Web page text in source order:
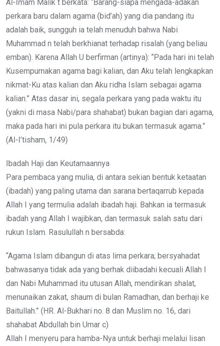
Al-Imam Malik t berkata: “Barang-siapa mengada-adakan
perkara baru dalam agama (bid’ah) yang dia pandang itu
adalah baik, sungguh ia telah menuduh bahwa Nabi
Muhammad n telah berkhianat terhadap risalah (yang beliau
emban). Karena Allah U berfirman (artinya): “Pada hari ini telah
Kusempurnakan agama bagi kalian, dan Aku telah lengkapkan
nikmat-Ku atas kalian dan Aku ridha Islam sebagai agama
kalian.” Atas dasar ini, segala perkara yang pada waktu itu
(yakni di masa Nabi/para shahabat) bukan bagian dari agama,
maka pada hari ini pula perkara itu bukan termasuk agama.”
(Al-I’tisham, 1/49)
Ibadah Haji dan Keutamaannya
Para pembaca yang mulia, di antara sekian bentuk ketaatan
(ibadah) yang paling utama dan sarana bertaqarrub kepada
Allah I yang termulia adalah ibadah haji. Bahkan ia termasuk
ibadah yang Allah I wajibkan, dan termasuk salah satu dari
rukun Islam. Rasulullah n bersabda:
“Agama Islam dibangun di atas lima perkara; bersyahadat
bahwasanya tidak ada yang berhak diibadahi kecuali Allah I
dan Nabi Muhammad itu utusan Allah, mendirikan shalat,
menunaikan zakat, shaum di bulan Ramadhan, dan berhaji ke
Baitullah.” (HR. Al-Bukhari no. 8 dan Muslim no. 16, dari
shahabat Abdullah bin Umar c)
Allah I menyeru para hamba-Nya untuk berhaji melalui lisan